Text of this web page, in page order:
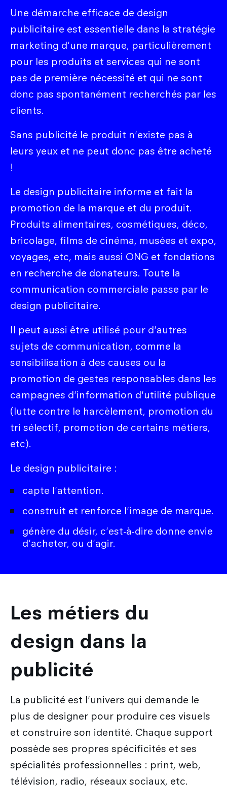
Une démarche efficace de design
publicitaire est essentielle dans la stratégie
marketing d'une marque, particulièrement
pour les produits et services qui ne sont
pas de première nécessité et qui ne sont
donc pas spontanément recherchés par les
clients.
Sans publicité le produit n'existe pas à
leurs yeux et ne peut donc pas être acheté
!
Le design publicitaire informe et fait la
promotion de la marque et du produit.
Produits alimentaires, cosmétiques, déco,
bricolage, films de cinéma, musées et expo,
voyages, etc, mais aussi ONG et fondations
en recherche de donateurs. Toute la
communication commerciale passe par le
design publicitaire.
Il peut aussi être utilisé pour d'autres
sujets de communication, comme la
sensibilisation à des causes ou la
promotion de gestes responsables dans les
campagnes d'information d'utilité publique
(lutte contre le harcèlement, promotion du
tri sélectif, promotion de certains métiers,
etc).
Le design publicitaire :
capte l'attention.
construit et renforce l'image de marque.
génère du désir, c'est-à-dire donne envie
d'acheter, ou d'agir.
Les métiers du
design dans la
publicité
La publicité est l'univers qui demande le
plus de designer pour produire ces visuels
et construire son identité. Chaque support
possède ses propres spécificités et ses
spécialités professionnelles : print, web,
télévision, radio, réseaux sociaux, etc.